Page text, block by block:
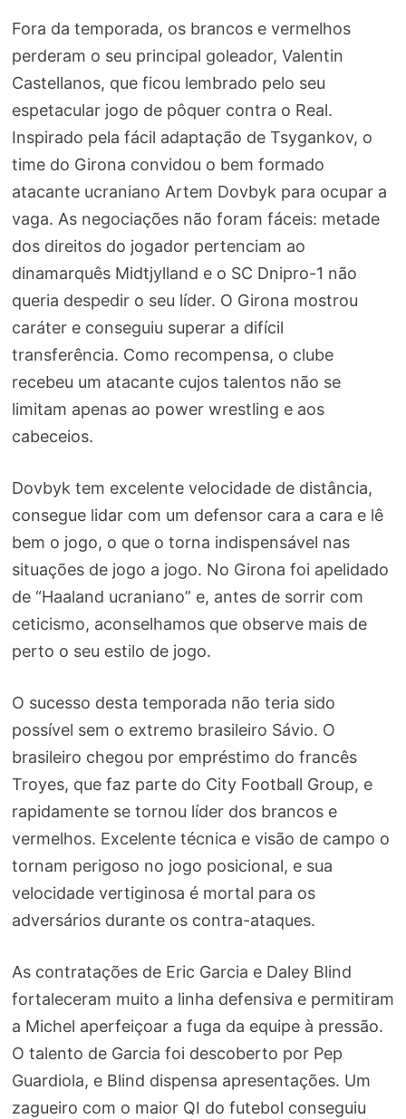
Fora da temporada, os brancos e vermelhos
perderam o seu principal goleador, Valentin
Castellanos, que ficou lembrado pelo seu
espetacular jogo de pôquer contra o Real.
Inspirado pela fácil adaptação de Tsygankov, o
time do Girona convidou o bem formado
atacante ucraniano Artem Dovbyk para ocupar a
vaga. As negociações não foram fáceis: metade
dos direitos do jogador pertenciam ao
dinamarquês Midtjylland e o SC Dnipro-1 não
queria despedir o seu líder. O Girona mostrou
caráter e conseguiu superar a difícil
transferência. Como recompensa, o clube
recebeu um atacante cujos talentos não se
limitam apenas ao power wrestling e aos
cabeceios.
Dovbyk tem excelente velocidade de distância,
consegue lidar com um defensor cara a cara e lê
bem o jogo, o que o torna indispensável nas
situações de jogo a jogo. No Girona foi apelidado
de “Haaland ucraniano” e, antes de sorrir com
ceticismo, aconselhamos que observe mais de
perto o seu estilo de jogo.
O sucesso desta temporada não teria sido
possível sem o extremo brasileiro Sávio. O
brasileiro chegou por empréstimo do francês
Troyes, que faz parte do City Football Group, e
rapidamente se tornou líder dos brancos e
vermelhos. Excelente técnica e visão de campo o
tornam perigoso no jogo posicional, e sua
velocidade vertiginosa é mortal para os
adversários durante os contra-ataques.
As contratações de Eric Garcia e Daley Blind
fortaleceram muito a linha defensiva e permitiram
a Michel aperfeiçoar a fuga da equipe à pressão.
O talento de Garcia foi descoberto por Pep
Guardiola, e Blind dispensa apresentações. Um
zagueiro com o maior QI do futebol conseguiu